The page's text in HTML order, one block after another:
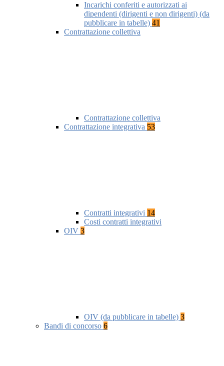
Incarichi conferiti e autorizzati ai
dipendenti (dirigenti e non dirigenti) (da
pubblicare in tabelle) 41
Contrattazione collettiva
Contrattazione collettiva
Contrattazione integrativa 53
Contratti integrativi 14
Costi contratti integrativi
OIV 3
OIV (da pubblicare in tabelle) 3
Bandi di concorso 6